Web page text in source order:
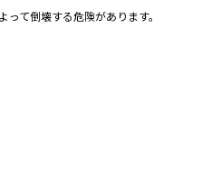
て倒壊する危険があります。